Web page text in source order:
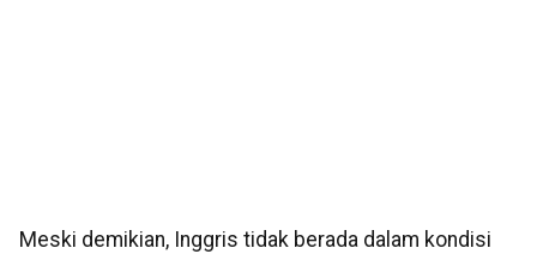
Meski demikian, Inggris tidak berada dalam kondisi